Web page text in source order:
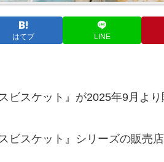
はてブ LINE
ビスケット』が2025年9月よ
ビスケット』シリーズの販売